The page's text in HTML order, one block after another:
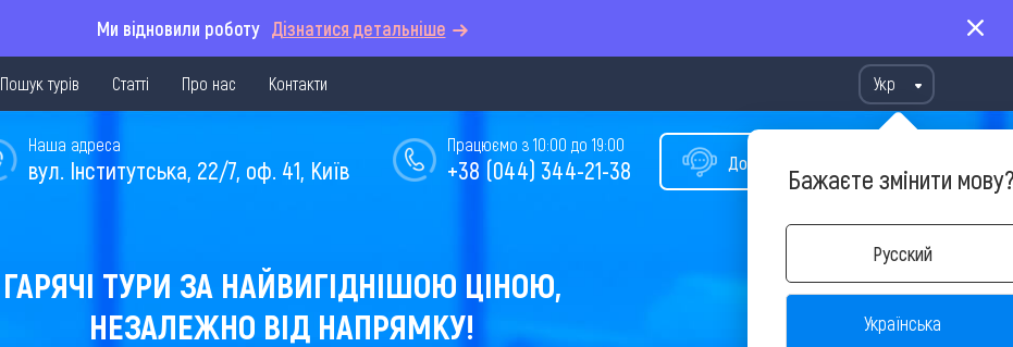
Ми відновили роботу Дізнатися детальніше
Пошук турів Статті Про нас Контакти Укр
Бажаєте змінити
Русский
Українська
Допомога у виборі туру
Працюємо з 10:00 до 19:00
+38 (044) 344-21-38
Наша адреса
вул. Інститутська, 22/7, оф. 41, Київ
ГАРЯЧІ ТУРИ ЗА НАЙВИГІДНІШОЮ ЦІНОЮ,
НЕЗАЛЕЖНО ВІД НАПРЯМКУ!